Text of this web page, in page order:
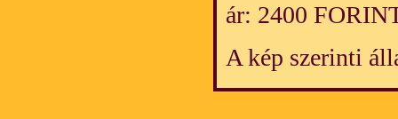
ár: 2400
A kép szerinti